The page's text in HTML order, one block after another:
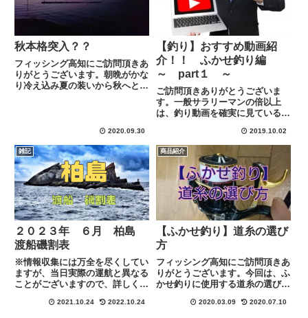
秋本格突入？？
フィッシング高知にご訪問頂きあ
りがとうございます。朝晩がかな
り冷え込み夏の装いから秋へと確
ほど寒さを感じる日もあったりし
１...
2020.09.30
【釣り】おすすめ動画紹
介！！ ふかせ釣り編
～ part１ ～
ご訪問頂きありがとうございま
す。一般サラリーマンの倍以上
は、釣り動画を確実に見ていると
の為に身になる動画を厳選してお
伝えしていこうと思います今回は
ふかせ釣りに注目してご紹介して
いきますので最後までみていって
くだ...
2019.10.02
雑記
２０２３年 ６月 柏島
渡船磯割表
※情報収集には万全を尽くしてい
ますが、当日実際の運航と異なる
ことがございますので、詳しくは
先にて直接ご確認お願い致しま
2021.10.24 2022.10.24
商品紹介
【ふかせ釣り】道糸の選び
方
フィッシング高知にご訪問頂きあ
りがとうございます。今回は、ふ
かせ釣りに使用する道糸の選び方
います。突然ですが、みなさんは
2020.03.09 2020.07.10